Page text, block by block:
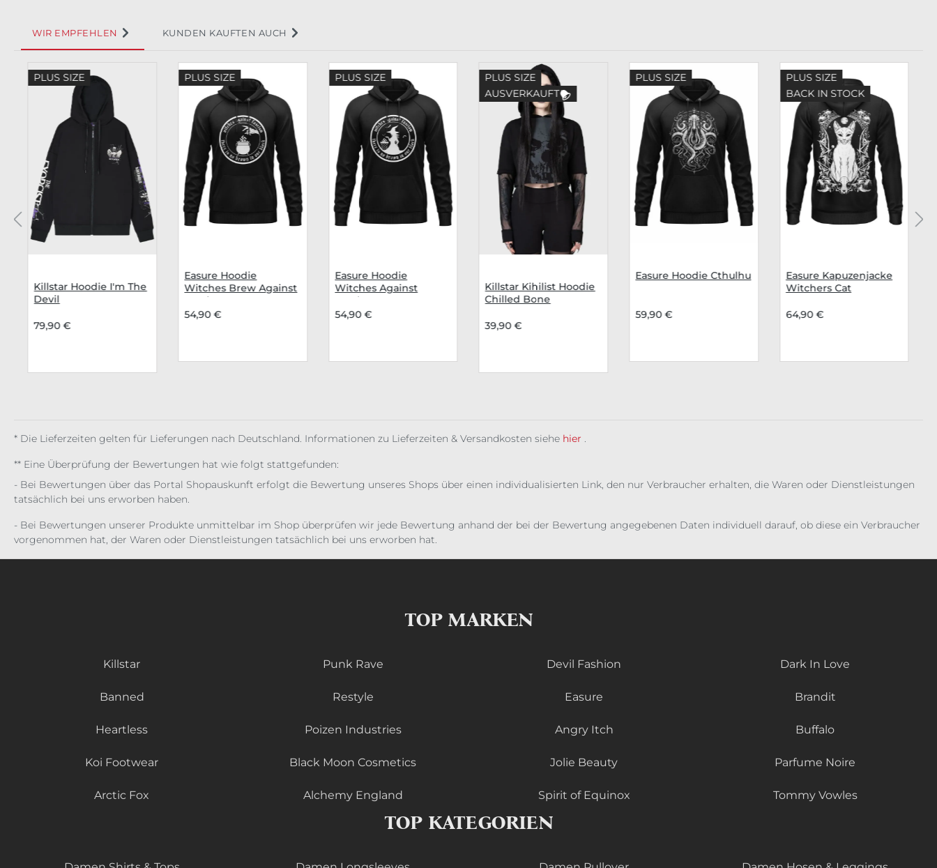
WIR EMPFEHLEN KUNDEN KAUFTEN AUCH
Produktgalerie überspringen
PLUS SIZE
Killstar Hoodie I'm The
Devil
79,90 €
PLUS SIZE
Easure Hoodie
Witches Brew Against
Fascism
54,90 €
PLUS SIZE
Easure Hoodie
Witches Against
Fascism
54,90 €
PLUS SIZE
AUSVERKAUFT
Killstar Kihilist Hoodie
Chilled Bone
39,90 €
PLUS SIZE
Easure Hoodie Cthulhu
59,90 €
PLUS SIZE
BACK IN STOCK
Easure Kapuzenjacke
Witchers Cat
64,90 €
* Die Lieferzeiten gelten für Lieferungen nach Deutschland. Informationen zu Lieferzeiten & Versandkosten siehe hier .
** Eine Überprüfung der Bewertungen hat wie folgt stattgefunden:
- Bei Bewertungen über das Portal Shopauskunft erfolgt die Bewertung unseres Shops über einen individualisierten Link, den nur Verbraucher erhalten, die Waren oder Dienstleistungen
tatsächlich bei uns erworben haben.
- Bei Bewertungen unserer Produkte unmittelbar im Shop überprüfen wir jede Bewertung anhand der bei der Bewertung angegebenen Daten individuell darauf, ob diese ein Verbraucher
vorgenommen hat, der Waren oder Dienstleistungen tatsächlich bei uns erworben hat.
TOP MARKEN
Killstar Punk Rave Devil Fashion Dark In Love
Banned Restyle Easure Brandit
Heartless Poizen Industries Angry Itch Buffalo
Koi Footwear Black Moon Cosmetics Jolie Beauty Parfume Noire
Arctic Fox Alchemy England Spirit of Equinox Tommy Vowles
TOP KATEGORIEN